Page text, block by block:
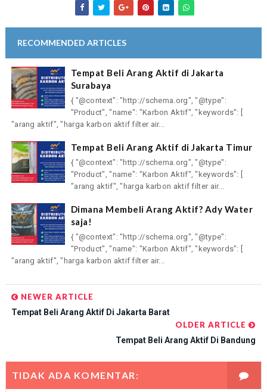
RECOMMENDED ARTICLES
Tempat Beli Arang Aktif di Jakarta
Surabaya
{ "@context": "http://schema.org", "@type":
"Product", "name": "Karbon Aktif", "keywords": [
"arang aktif", "harga karbon aktif filter air...
Tempat Beli Arang Aktif di Jakarta Timur
{ "@context": "http://schema.org", "@type":
"Product", "name": "Karbon Aktif", "keywords": [
"arang aktif", "harga karbon aktif filter air...
Dimana Membeli Arang Aktif? Ady Water
saja!
{ "@context": "http://schema.org", "@type":
"Product", "name": "Karbon Aktif", "keywords": [
"arang aktif", "harga karbon aktif filter air...
NEWER ARTICLE
Tempat Beli Arang Aktif Di Jakarta Barat
OLDER ARTICLE
Tempat Beli Arang Aktif Di Bandung
TIDAK ADA KOMENTAR: